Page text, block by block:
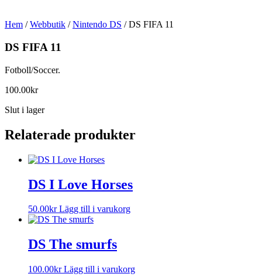
Hem /Webbutik /Nintendo DS / DS FIFA 11
DS FIFA 11
Fotboll/Soccer.
100.00kr
Slut i lager
Relaterade produkter
DS I Love Horses
50.00kr Lägg till i varukorg
DS The smurfs
100.00kr Lägg till i varukorg